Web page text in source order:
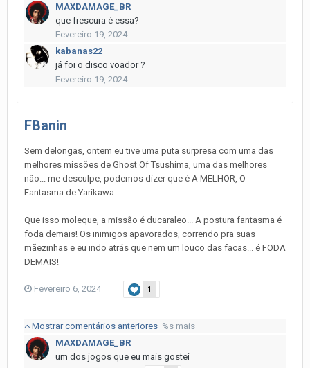
MAXDAMAGE_BR
que frescura é essa?
Fevereiro 19, 2024
kabanas22
já foi o disco voador ?
Fevereiro 19, 2024
FBanin
Sem delongas, ontem eu tive uma puta surpresa com uma das
melhores missões de Ghost Of Tsushima, uma das melhores
não... me desculpe, podemos dizer que é A MELHOR, O
Fantasma de Yarikawa....
Que isso moleque, a missão é ducaraleo... A postura fantasma é
foda demais! Os inimigos apavorados, correndo pra suas
mãezinhas e eu indo atrás que nem um louco das facas... é FODA
DEMAIS!
Fevereiro 6, 2024 1
Mostrar comentários anteriores %s mais
MAXDAMAGE_BR
um dos jogos que eu mais gostei